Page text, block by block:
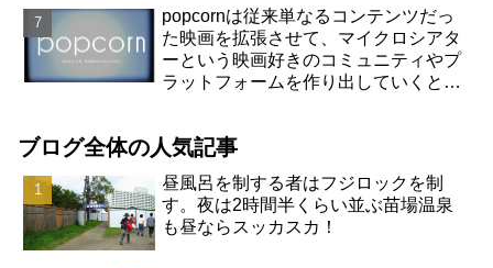
popcornは従来単なるコンテンツだっ
た映画を拡張させて、マイクロシアタ
ーという映画好きのコミュニティやプ
ラットフォームを作り出していくと思
ブログ全体の人気記事
昼風呂を制する者はフジロックを制
す。夜は2時間半くらい並ぶ苗場温泉
も昼ならスッカスカ！